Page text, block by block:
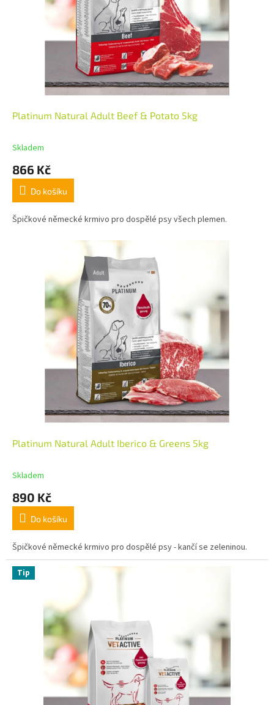
Platinum Natural Adult Beef & Potato 5kg
Skladem
866 Kč
Do košíku
Špičkové německé krmivo pro dospělé psy všech plemen.
Platinum Natural Adult Iberico & Greens 5kg
Skladem
890 Kč
Do košíku
Špičkové německé krmivo pro dospělé psy - kančí se zeleninou.
Tip